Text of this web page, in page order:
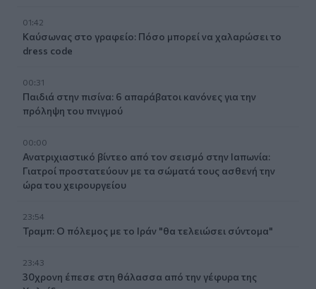
01:42
Καύσωνας στο γραφείο: Πόσο μπορεί να χαλαρώσει το
dress code
00:31
Παιδιά στην πισίνα: 6 απαράβατοι κανόνες για την
πρόληψη του πνιγμού
00:00
Ανατριχιαστικό βίντεο από τον σεισμό στην Ιαπωνία:
Γιατροί προστατεύουν με τα σώματά τους ασθενή την
ώρα του χειρουργείου
23:54
Τραμπ: Ο πόλεμος με το Ιράν "θα τελειώσει σύντομα"
23:43
30χρονη έπεσε στη θάλασσα από την γέφυρα της